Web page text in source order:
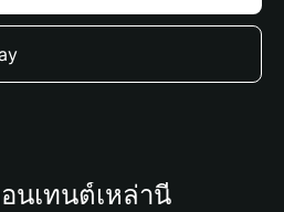
เทนต์เหล่านี้